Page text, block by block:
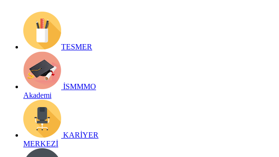
TESMER
İSMMMO
Akademi
KARİYER
MERKEZİ